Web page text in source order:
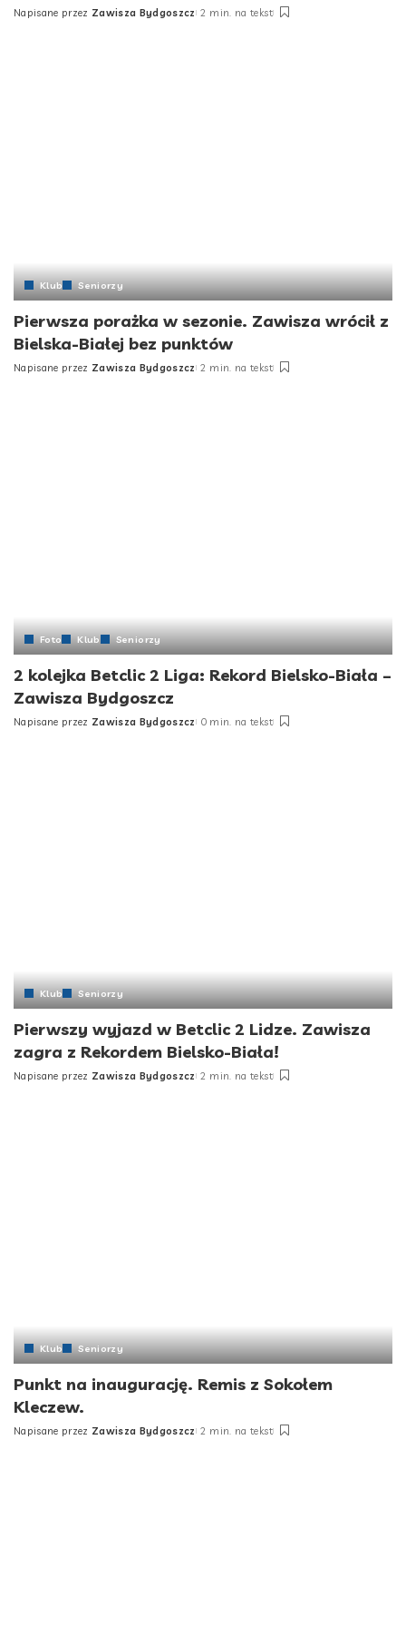
Napisane przez Zawisza Bydgoszcz 2 min. na tekst
Klub Seniorzy
Pierwsza porażka w sezonie. Zawisza wrócił z
Bielska-Białej bez punktów
Napisane przez Zawisza Bydgoszcz 2 min. na tekst
Foto Klub Seniorzy
2 kolejka Betclic 2 Liga: Rekord Bielsko-Biała –
Zawisza Bydgoszcz
Napisane przez Zawisza Bydgoszcz 0 min. na tekst
Klub Seniorzy
Pierwszy wyjazd w Betclic 2 Lidze. Zawisza
zagra z Rekordem Bielsko-Biała!
Napisane przez Zawisza Bydgoszcz 2 min. na tekst
Klub Seniorzy
Punkt na inaugurację. Remis z Sokołem
Kleczew.
Napisane przez Zawisza Bydgoszcz 2 min. na tekst